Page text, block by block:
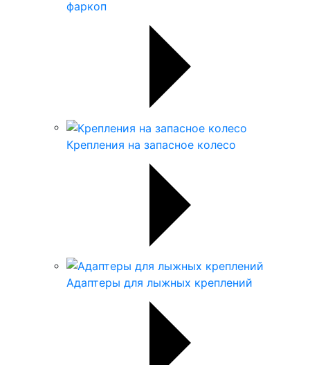
фаркоп
Крепления на запасное колесо
Адаптеры для лыжных креплений